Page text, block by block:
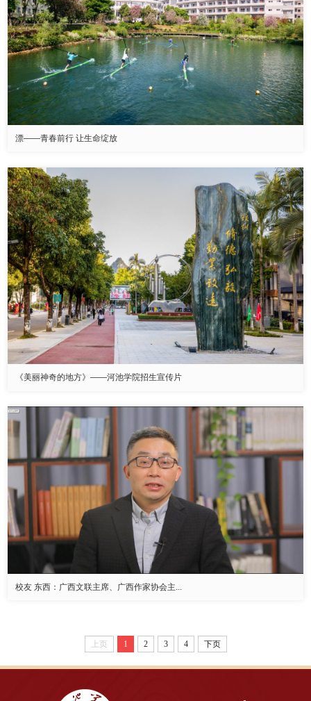
漂——青春前行 让生命绽放
《美丽神奇的地方》——河池学院招生宣传片
校友 东西：广西文联主席、广西作家协会主...
上页 1 2 3 4 下页